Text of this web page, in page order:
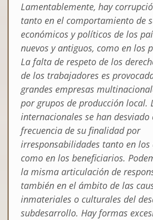
Lamentablemente, hay
tanto en el comportamiento de
económicos y políticos de los
nuevos y antiguos, como en los
La falta de respeto de los
de los trabajadores es
grandes empresas
por grupos de producción local.
internacionales se han desviado
frecuencia de su finalidad por
irresponsabilidades tanto en los
como en los beneficiarios.
la misma articulación de
también en el ámbito de las
inmateriales o culturales del
subdesarrollo. Hay formas